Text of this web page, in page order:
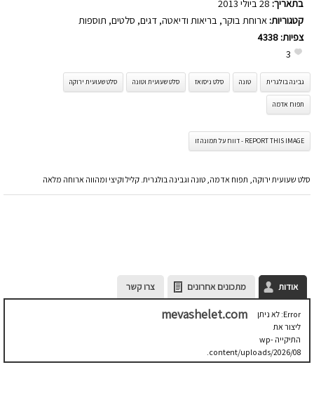
בתאריך:
קטגוריות: ארוחת בוקר, בריאות ודיאטה, דגים, סלטים, תוספות
צפיות: 4338
3
גבינה בולגרית טונה סלט ניסואז סלט שעועית וטונה סלט שעועית ירוקה
תפוח אדמה
REPORT THIS IMAGE - דווח על תמונה זו
סלט שעועית ירוקה, תפוח אדמה, טונה וגבינה בולגרית. קליל וקיצי ומהווה ארוחה מלאה
אודות מתכונים אחרונים צרו קשר
Error: לא ניתן
ליצור את
התיקייה wp-
content/uploads/2026/08.
יש לבדוק
mevashelet.com